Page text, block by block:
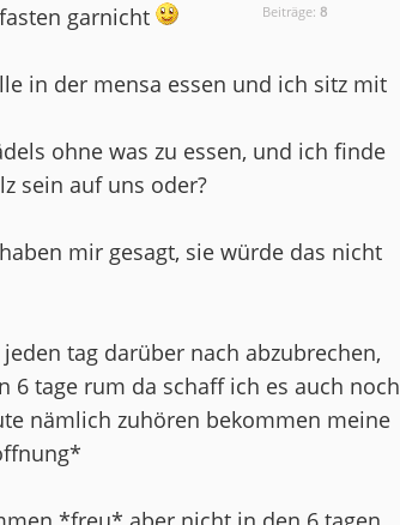
Beiträge: 8
garnicht
in der mensa essen und ich sitz mit
ohne was zu essen, und ich finde
sein auf uns oder?
mir gesagt, sie würde das nicht
tag darüber nach abzubrechen,
6 tage rum da schaff ich es auch noch
nämlich zuhören bekommen meine